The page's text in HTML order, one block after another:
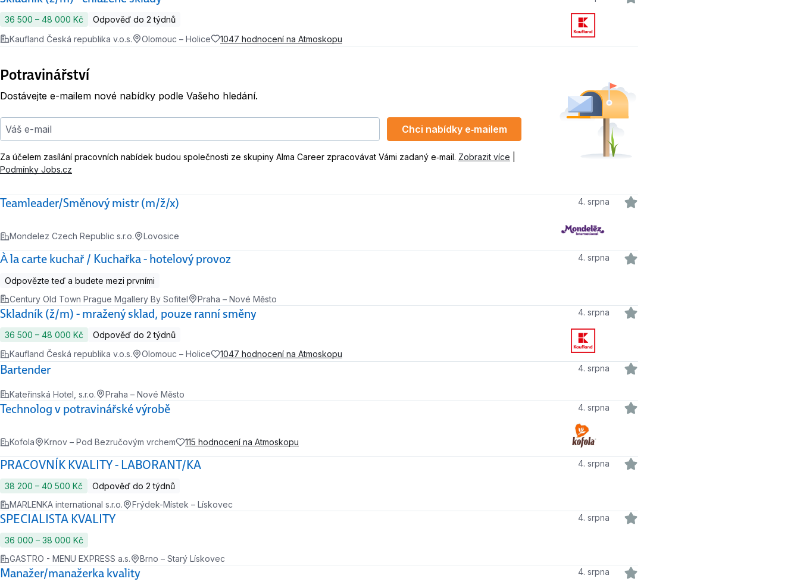
36 500 ‍–‍ 48 000 Kč
Odpověď do 2 týdnů
Kaufland Česká republika v.o.s.
Olomouc – Holice 1047 hodnocení na Atmoskopu
Potravinářství
Dostávejte e-mailem nové nabídky podle Vašeho hledání.
Váš e-mail
Chci nabídky e‑mailem
Za účelem zasílání pracovních nabídek budou společnosti ze skupiny Alma Career zpracovávat Vámi zadaný e‑mail. Zobrazit více
Podmínky Jobs.cz
Teamleader/Směnový mistr (m/ž/x) 4. srpna
Mondelez Czech Republic s.r.o. Lovosice
À la carte kuchař / Kuchařka - hotelový provoz 4. srpna
Odpovězte teď a budete mezi prvními
Century Old Town Prague Mgallery By Sofitel
Praha – Nové Město
Skladník (ž/m) - mražený sklad, pouze ranní směny 4. srpna
36 500 ‍–‍ 48 000 Kč
Odpověď do 2 týdnů
Kaufland Česká republika v.o.s.
Olomouc – Holice 1047 hodnocení na Atmoskopu
Bartender 4. srpna
Kateřinská Hotel, s.r.o. Praha – Nové Město
Technolog v potravinářské výrobě 4. srpna
Kofola Krnov – Pod Bezručovým vrchem 115 hodnocení na Atmoskopu
PRACOVNÍK KVALITY - LABORANT/KA 4. srpna
38 200 ‍–‍ 40 500 Kč
Odpověď do 2 týdnů
MARLENKA international s.r.o.
Frýdek-Místek – Lískovec
SPECIALISTA KVALITY 4. srpna
36 000 ‍–‍ 38 000 Kč
GASTRO - MENU EXPRESS a.s.
Brno – Starý Lískovec
Manažer/manažerka kvality 4. srpna